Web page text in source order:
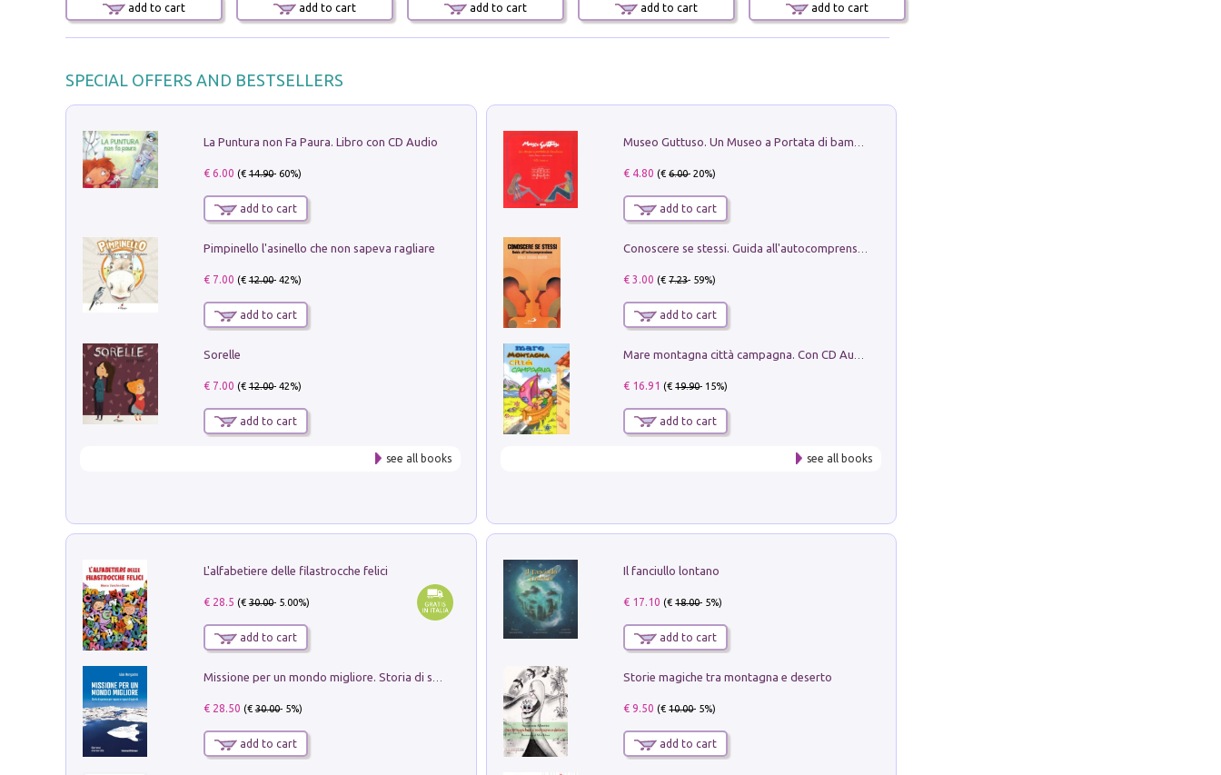
add to cart add to cart add to cart add to cart add to cart
SPECIAL OFFERS AND BESTSELLERS
La Puntura non Fa Paura. Libro con CD Audio
€ 6.00 (€14.90- 60%)
add to cart
Pimpinello l'asinello che non sapeva ragliare
€ 7.00 (€12.00- 42%)
add to cart
Sorelle
€ 7.00 (€12.00- 42%)
add to cart
see all books
€ 4.80 (€6.00- 20%)
add to cart
€ 3.00 (€7.23- 59%)
add to cart
€ 16.91 (€19.90- 15%)
add to cart
see all books
L'alfabetiere delle filastrocche felici
€ 28.5 (€30.00- 5.00%)
add to cart
€ 28.50 (€30.00- 5%)
add to cart
Il fanciullo lontano
€ 17.10 (€18.00- 5%)
add to cart
Storie magiche tra montagna e deserto
€ 9.50 (€10.00- 5%)
add to cart